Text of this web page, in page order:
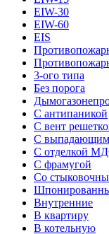
EIW-30
EIW-60
EIS
3-ого типа
Без порога
С антипаникой
С вент
С выпадающим
С отделкой
С фрамугой
Со
Внутренние
В квартиру
В котельную